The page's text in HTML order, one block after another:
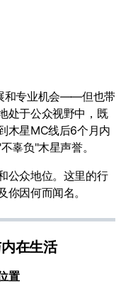
和专业机会——但也带
处于公众视野中，既
木星MC线后6个月内
辜负"木星声誉。
公众地位。这里的行
因何而闻名。
在生活
置